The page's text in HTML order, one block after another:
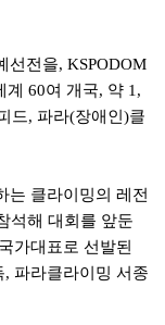
선전을, KSPODOM
계 60여 개국, 약 1,
드, 파라(장애인)클
는 클라이밍의 레전
석해 대회를 앞둔
가대표로 선발된
, 파라클라이밍 서종